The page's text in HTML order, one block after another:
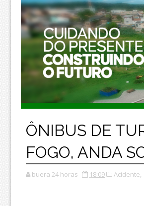
ÔNIBUS DE
FOGO, ANDA
buera 24 horas 18:09 Acidente,